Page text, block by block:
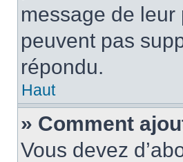
message de
peuvent pas
répondu.
Haut
» Comment
Vous devez